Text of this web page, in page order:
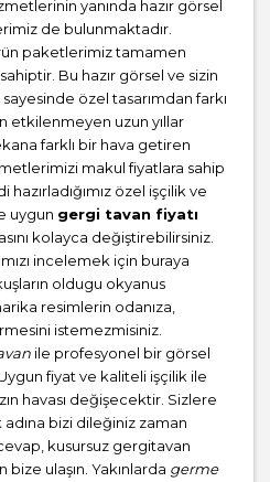
yanında hazır görsel
de bulunmaktadır.
paketlerimiz tamamen
Bu hazır görsel ve sizin
özel tasarımdan farkı
etkilenmeyen uzun yıllar
farklı bir hava getiren
makul fiyatlara sahip
özel işçilik ve
uygun gergi tavan fiyatı
kolayca değiştirebilirsiniz.
incelemek için buraya
oldugu okyanus
resimlerin odanıza,
istemezmisiniz.
ile profesyonel bir görsel
fiyat ve kaliteli işçilik ile
havası değişecektir. Sizlere
bizi dileğiniz zaman
kusursuz gergitavan
bize ulaşın. Yakınlarda germe